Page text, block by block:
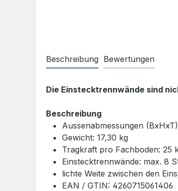
Beschreibung Bewertungen
Die Einstecktrennwände sind
Beschreibung
Aussenabmessungen
Gewicht: 17,30 kg
Tragkraft pro Fachboden: 25
Einstecktrennwände: max. 8
lichte Weite zwischen den
EAN / GTIN: 4260715061406